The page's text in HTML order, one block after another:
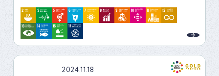
支援と組織的な健康づくりの推進によっ
て、職員がいきいきと豊かで快適・健康な
社会生活ができ、また地域社会に貢献する
組織を目指します。
①「健康宣言」に基づき、職員及び家族の
心身の健康保持・増進と健康で快適な職
場環境の形成を目的として、健康管理につ
目標（SDGs）に賛同し、SDGsの達成に向
けた取組みを行っていくことを宣言します。
2021年7月1日 代表取締役 小野慶太
【SDGs達成に向けた取り組み】
■人権・雇用
2024.11.18